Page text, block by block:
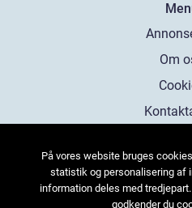
Om
På vores website bruges
statistik og personalisering af
information deles med
godkender du